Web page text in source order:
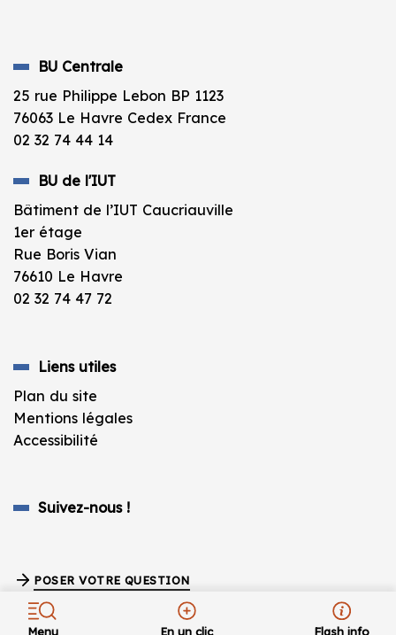
Menu En un clic Flash info
Fermeture estivale de la BU vendredi 10 juillet à
17h – Réouverture lundi 24 août à 9h.
BU Centrale
25 rue Philippe Lebon BP 1123
76063 Le Havre Cedex France
02 32 74 44 14
BU de l'IUT
Bâtiment de l’IUT Caucriauville
1er étage
Rue Boris Vian
76610 Le Havre
02 32 74 47 72
Liens utiles
Plan du site
Mentions légales
Accessibilité
Suivez-nous !
POSER VOTRE QUESTION